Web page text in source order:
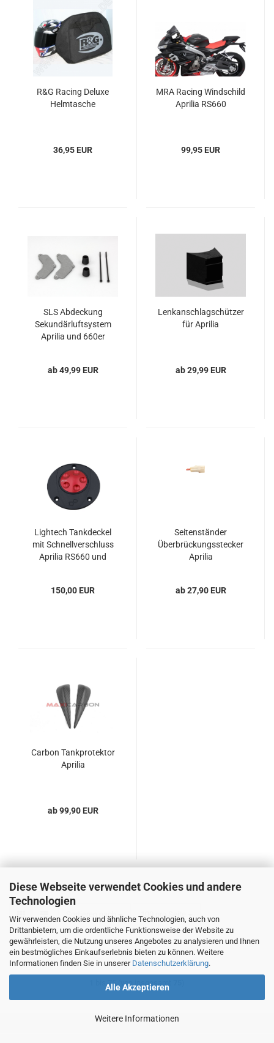
Diese Webseite verwendet Cookies und andere
Technologien
Wir verwenden Cookies und ähnliche Technologien, auch von
Drittanbietern, um die ordentliche Funktionsweise der Website zu
gewährleisten, die Nutzung unseres Angebotes zu analysieren und Ihnen
ein bestmögliches Einkaufserlebnis bieten zu können. Weitere
Informationen finden Sie in unserer Datenschutzerklärung.
Alle Akzeptieren
Weitere Informationen
R&G Racing Deluxe
Helmtasche
36,95 EUR
MRA Racing Windschild
Aprilia RS660
99,95 EUR
SLS Abdeckung
Sekundärluftsystem
Aprilia und 660er
ab 49,99 EUR
Lenkanschlagschützer
für Aprilia
ab 29,99 EUR
Lightech Tankdeckel
mit Schnellverschluss
Aprilia RS660 und
150,00 EUR
Seitenständer
Überbrückungsstecker
Aprilia
ab 27,90 EUR
Carbon Tankprotektor
Aprilia
ab 99,90 EUR
Sortieren nach
Sortieren nach 100 pro Seite
pro Seite
1
bis75 (von insgesamt